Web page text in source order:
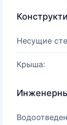
Несущие
Крыша: